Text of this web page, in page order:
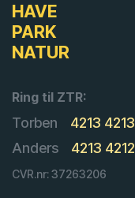
HAVE
PARK
NATUR
Ring til ZTR:
Torben
4213 4213
Anders
4213 4212
CVR.nr: 37263206